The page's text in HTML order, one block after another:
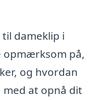
dameklip i
opmærksom på,
og hvordan
at opnå dit